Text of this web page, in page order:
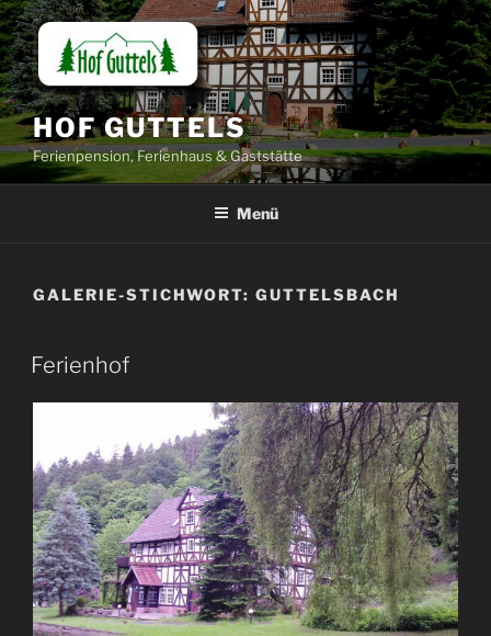
Zum
Inhalt
springen
HOF GUTTELS
Ferienpension, Ferienhaus & Gaststätte
Menü
GALERIE-STICHWORT:GUTTELSBACH
Ferienhof